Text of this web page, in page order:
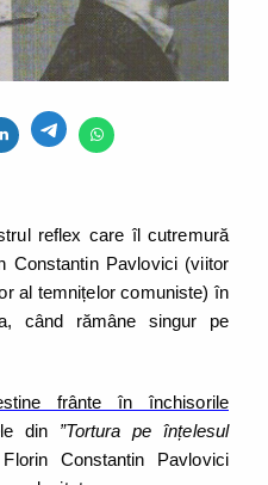
reflex care îl cutremură
Constantin Pavlovici (viitor
al temnițelor comuniste) în
când rămâne singur pe
frânte în închisorile
din ”Tortura pe înțelesul
Constantin Pavlovici